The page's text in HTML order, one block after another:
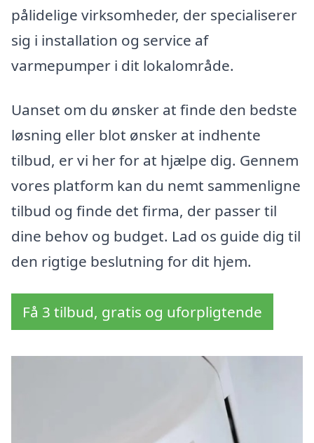
pålidelige virksomheder, der specialiserer
sig i installation og service af
varmepumper i dit lokalområde.
Uanset om du ønsker at finde den bedste
løsning eller blot ønsker at indhente
tilbud, er vi her for at hjælpe dig. Gennem
vores platform kan du nemt sammenligne
tilbud og finde det firma, der passer til
dine behov og budget. Lad os guide dig til
den rigtige beslutning for dit hjem.
Få 3 tilbud, gratis og uforpligtende